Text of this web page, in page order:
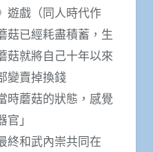
遊戲（同人時代作
菇已經耗盡積蓄，生
菇就將自己十年以來
變賣掉換錢
時蘑菇的狀態，感覺
」
終和武內崇共同在